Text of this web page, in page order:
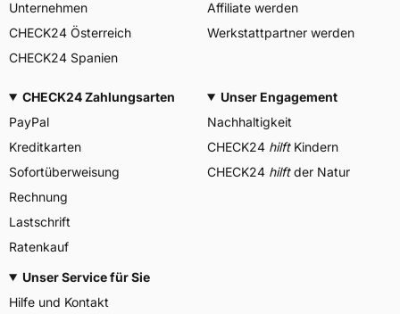
Unternehmen
CHECK24 Österreich
CHECK24 Spanien
Affiliate werden
Werkstattpartner werden
CHECK24 Zahlungsarten
PayPal
Kreditkarten
Sofortüberweisung
Rechnung
Lastschrift
Ratenkauf
Unser Engagement
Nachhaltigkeit
CHECK24 hilftKindern
CHECK24 hilftder Natur
Unser Service für Sie
Hilfe und Kontakt